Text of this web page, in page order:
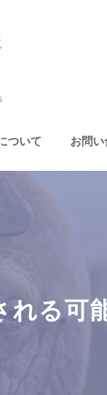
ついて お問
る可